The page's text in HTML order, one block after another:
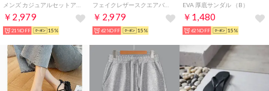
￥2,979
21%OFF 15%
￥2,979
62%OFF 15%
EVA 厚底サンダル （B）
￥1,480
62%OFF 15%